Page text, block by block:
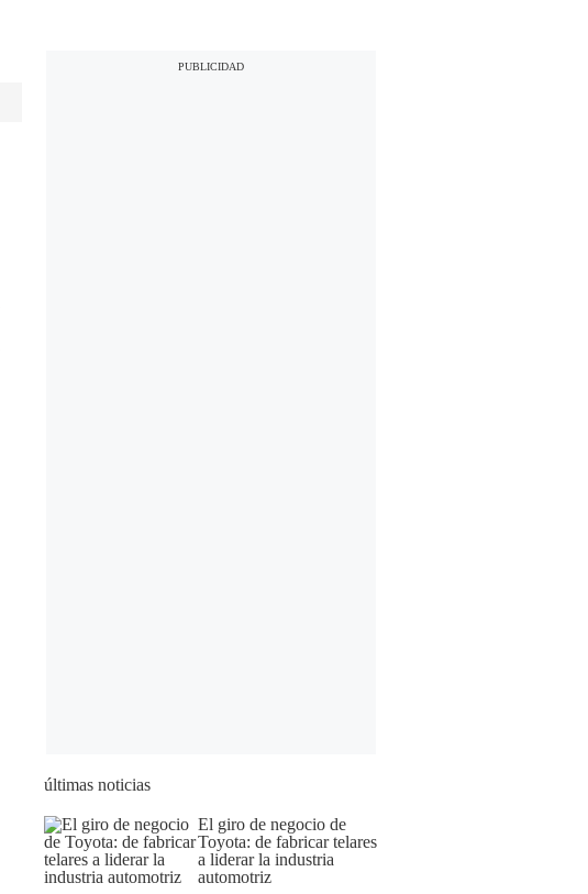
últimas noticias
El giro de negocio de
Toyota: de fabricar telares
a liderar la industria
automotriz